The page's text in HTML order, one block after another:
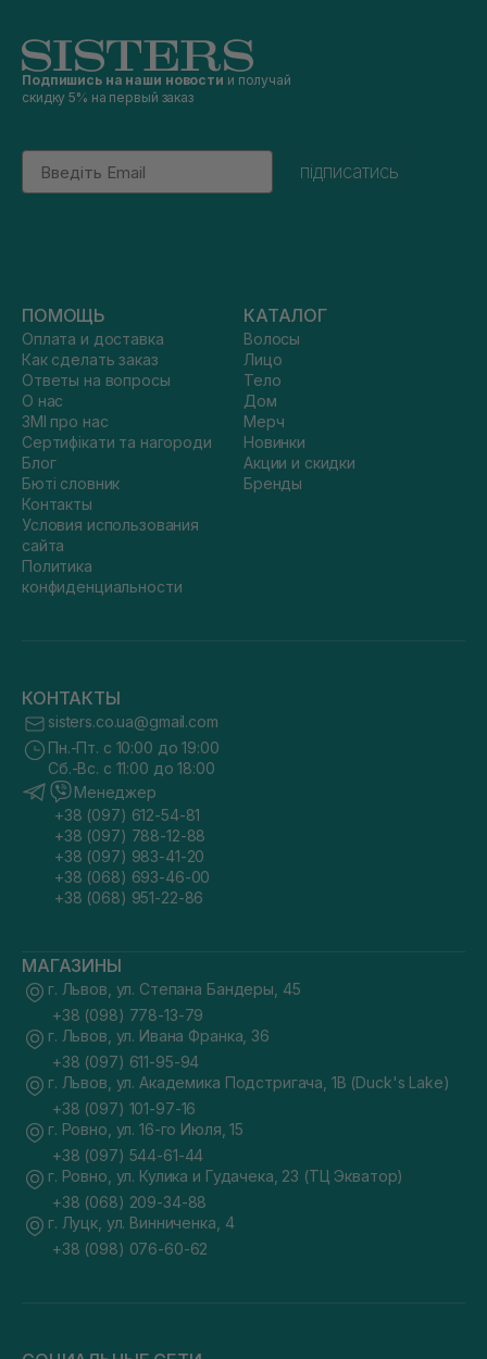
Подпишись на наши новости и получай
скидку 5% на первый заказ
Email
підписатись
ПОМОЩЬ
Оплата и доставка
Как сделать заказ
Ответы на вопросы
О нас
ЗМІ про нас
Сертифікати та нагороди
Блог
Бюті словник
Контакты
Условия использования
сайта
Политика
конфиденциальности
КАТАЛОГ
Волосы
Лицо
Тело
Дом
Мерч
Новинки
Акции и скидки
Бренды
КОНТАКТЫ
sisters.co.ua@gmail.com
Пн.-Пт. с 10:00 до 19:00
Сб.-Вс. с 11:00 до 18:00
Менеджер
+38 (097) 612-54-81
+38 (097) 788-12-88
+38 (097) 983-41-20
+38 (068) 693-46-00
+38 (068) 951-22-86
МАГАЗИНЫ
г. Львов, ул. Степана Бандеры, 45
+38 (098) 778-13-79
г. Львов, ул. Ивана Франка, 36
+38 (097) 611-95-94
г. Львов, ул. Академика Подстригача, 1В (Duck's Lake)
+38 (097) 101-97-16
г. Ровно, ул. 16-го Июля, 15
+38 (097) 544-61-44
г. Ровно, ул. Кулика и Гудачека, 23 (ТЦ Экватор)
+38 (068) 209-34-88
г. Луцк, ул. Винниченка, 4
+38 (098) 076-60-62